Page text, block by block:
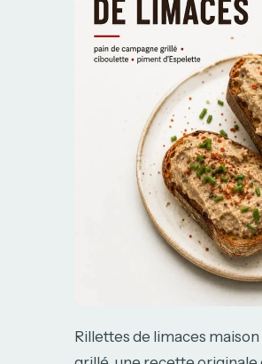
Rillettes de limaces